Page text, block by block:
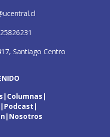
Santiago Centro
Columnas
Podcast
Nosotros